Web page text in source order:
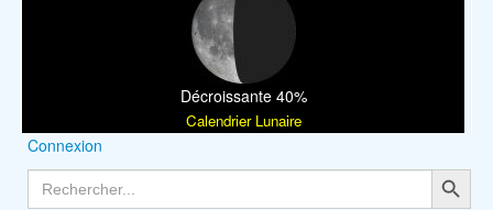
Décroissante 40%
Calendrier Lunaire
Connexion
Search
for:
Search Button